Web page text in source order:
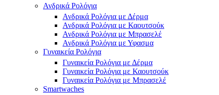
Ανδρικά Ρολόγια
Ανδρικά Ρολόγια με Δέρμα
Ανδρικά Ρολόγια με Καουτσούκ
Ανδρικά Ρολόγια με Μπρασελέ
Ανδρικά Ρολόγια με Υφασμα
Γυναικεία Ρολόγια
Γυναικεία Ρολόγια με Δέρμα
Γυναικεία Ρολόγια με Καουτσούκ
Γυναικεία Ρολόγια με Μπρασελέ
Smartwaches